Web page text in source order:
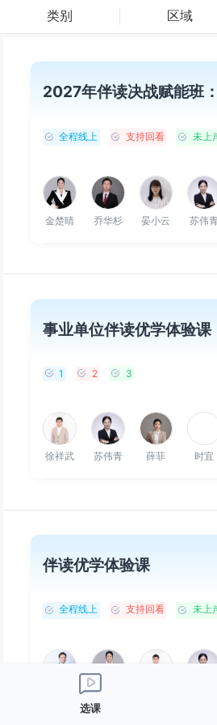
类别 区域
2027年伴读决战赋能班
全程线上 支持回看 未上
金楚晴 乔华杉 晏小云 苏伟
事业单位伴读优学体验课
1 2 3
徐祥武 苏伟青 薛菲 时宜
伴读优学体验课
全程线上 支持回看 未上
金楚晴
选课